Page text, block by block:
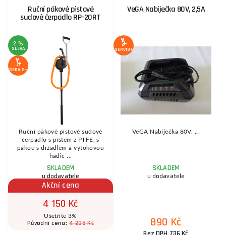
Ruční pákové pístové
sudové čerpadlo RP-20RT
2 %
SLEVA
SERVIS+
Ruční pákové pístové sudové
čerpadlo s pístem z PTFE, s
pákou s držadlem a výtokovou
hadic ...
SKLADEM
u dodavatele
Akční cena
4 150 Kč
Ušetříte 3%
Původní cena:4 235 Kč
VeGA Nabíječka 80V, 2,5A
SERVIS+
VeGA Nabíječka 80V. ...
SKLADEM
u dodavatele
890 Kč